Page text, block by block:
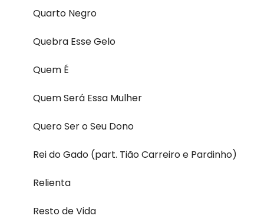
Quarto Negro
Quebra Esse Gelo
Quem É
Quem Será Essa Mulher
Quero Ser o Seu Dono
Rei do Gado (part. Tião Carreiro e Pardinho)
Relienta
Resto de Vida